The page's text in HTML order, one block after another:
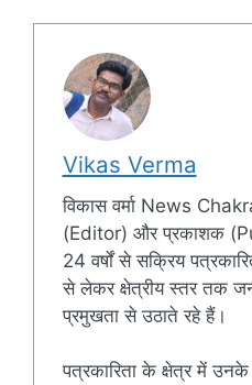
Vikas Verma
विकास वर्मा News
(Editor) और प्रकाशक
24 वर्षों से सक्रिय
से लेकर क्षेत्रीय स्तर तक
प्रमुखता से उठाते रहे हैं।
पत्रकारिता के क्षेत्र में